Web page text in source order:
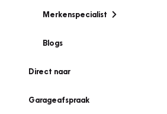
Merkenspecialist
Blogs
Direct naar
Garageafspraak